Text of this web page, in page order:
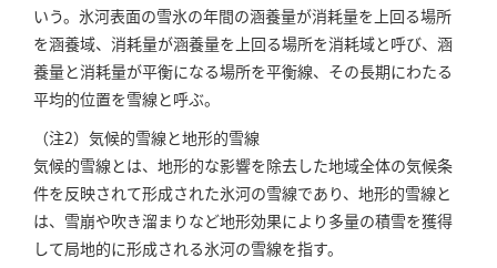
いう。氷河表面の雪氷の年間の涵養量が消耗量を上回る場所
を涵養域、消耗量が涵養量を上回る場所を消耗域と呼び、涵
養量と消耗量が平衡になる場所を平衡線、その長期にわたる
平均的位置を雪線と呼ぶ。
（注2）気候的雪線と地形的雪線
気候的雪線とは、地形的な影響を除去した地域全体の気候条
件を反映されて形成された氷河の雪線であり、地形的雪線と
は、雪崩や吹き溜まりなど地形効果により多量の積雪を獲得
して局地的に形成される氷河の雪線を指す。